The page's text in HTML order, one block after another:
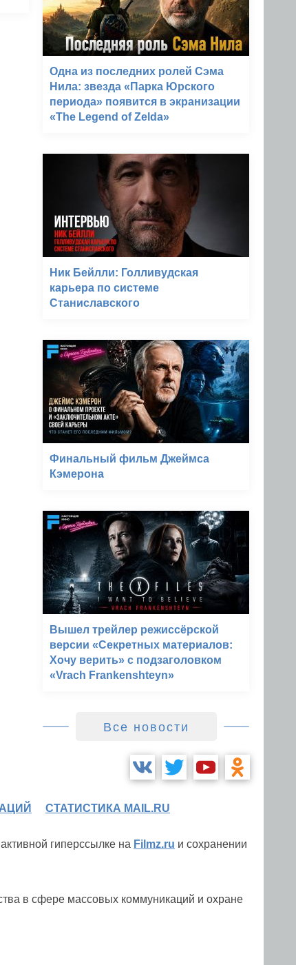
Одна из последних ролей Сэма
Нила: звезда «Парка Юрского
периода» появится в экранизации
«The Legend of Zelda»
Ник Бейлли: Голливудская
карьера по системе
Станиславского
Финальный фильм Джеймса
Кэмерона
Вышел трейлер режиссёрской
версии «Секретных материалов:
Хочу верить» с подзаголовком
«Vrach Frankenshteyn»
Все новости
СТАТИСТИКА MAIL.RU
гиперссылке на Filmz.ru и сохранении
в сфере массовых коммуникаций и охране